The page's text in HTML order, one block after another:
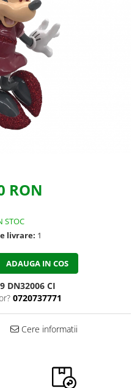
RON
STOC
livrare: 1
ADAUGA IN COS
DN32006 CI
0720737771
Cere informatii